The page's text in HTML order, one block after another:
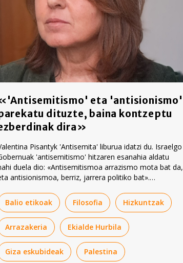
eta 'antisionismo'
dituzte, baina kontzeptu
dira»
Pisantyk 'Antisemita' liburua idatzi du. Israelgo
'antisemitismo' hitzaren esanahia aldatu
duela dio: «Antisemitismoa arrazismo mota bat da,
antisionismoa, berriz, jarrera politiko bat».
Balio etikoak Filosofia Hizkuntzak
Arrazakeria Ekialde Hurbila
Giza eskubideak Palestina